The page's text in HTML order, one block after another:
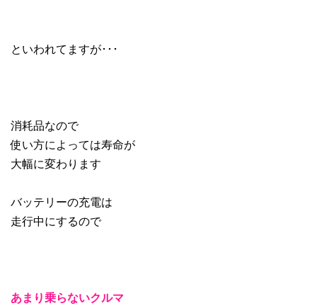
といわれてますが･･･
消耗品なので
使い方によっては寿命が
大幅に変わります
バッテリーの充電は
走行中にするので
あまり乗らないクルマ